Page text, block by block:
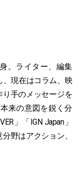
。ライター、編集
、現在はコラム、映
手のメッセージを
来の意図を鋭く分
」「IGN Japan」
野はアクション、